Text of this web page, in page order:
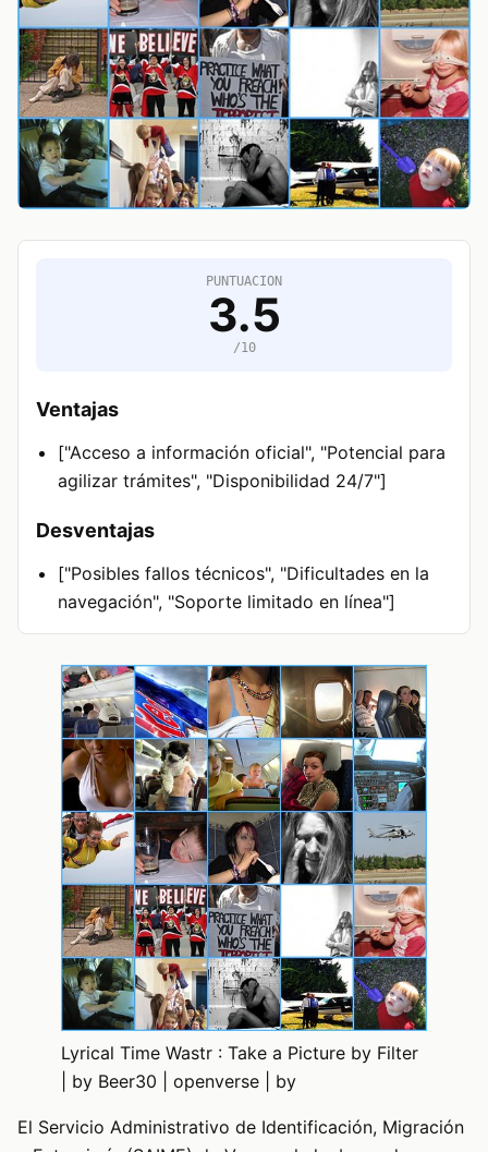
PUNTUACION
3.5
/10
Ventajas
["Acceso a información oficial", "Potencial para
agilizar trámites", "Disponibilidad 24/7"]
Desventajas
["Posibles fallos técnicos", "Dificultades en la
navegación", "Soporte limitado en línea"]
Lyrical Time Wastr : Take a Picture by Filter
| by Beer30 | openverse | by
El Servicio Administrativo de Identificación, Migración